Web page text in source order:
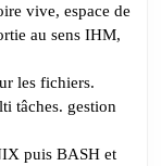
vive, espace de
au sens IHM,
les fichiers.
tâches. gestion
puis BASH et